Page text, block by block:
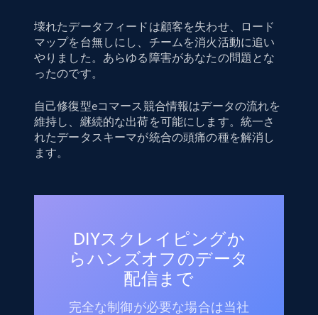
壊れたデータフィードは顧客を失わせ、ロード
マップを台無しにし、チームを消火活動に追い
やりました。あらゆる障害があなたの問題とな
ったのです。
自己修復型eコマース競合情報はデータの流れを
維持し、継続的な出荷を可能にします。統一さ
れたデータスキーマが統合の頭痛の種を解消し
ます。
DIYスクレイピングか
らハンズオフのデータ
配信まで
完全な制御が必要な場合は当社